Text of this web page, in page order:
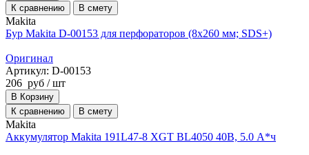
К сравнению
В смету
Makita
Бур Makita D-00153 для перфораторов (8х260 мм; SDS+)
Оригинал
Артикул: D-00153
206 руб / шт
В Корзину
К сравнению
В смету
Makita
Аккумулятор Makita 191L47-8 XGT BL4050 40В, 5.0 А*ч